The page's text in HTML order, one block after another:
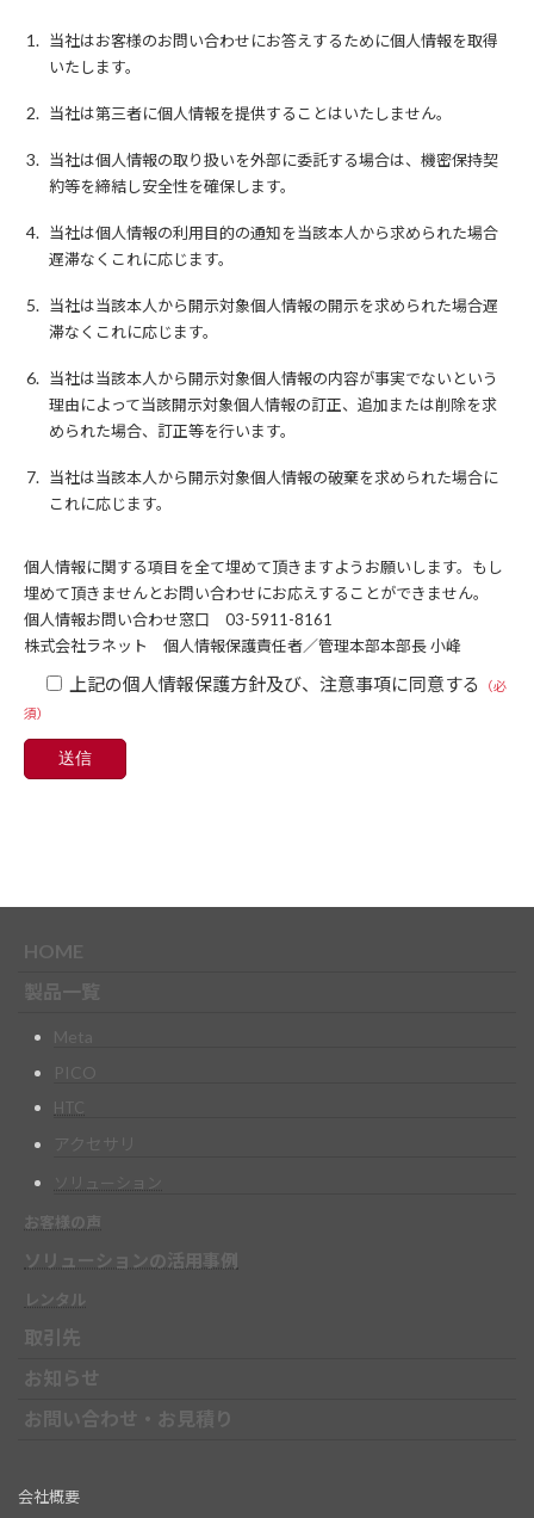
当社はお客様のお問い合わせにお答えするために個人情報を取得
いたします。
当社は第三者に個人情報を提供することはいたしません。
当社は個人情報の取り扱いを外部に委託する場合は、機密保持契
約等を締結し安全性を確保します。
当社は個人情報の利用目的の通知を当該本人から求められた場合
遅滞なくこれに応じます。
当社は当該本人から開示対象個人情報の開示を求められた場合遅
滞なくこれに応じます。
当社は当該本人から開示対象個人情報の内容が事実でないという
理由によって当該開示対象個人情報の訂正、追加または削除を求
められた場合、訂正等を行います。
当社は当該本人から開示対象個人情報の破棄を求められた場合に
これに応じます。
​個人情報に関する項目を全て埋めて頂きますようお願いします。もし
埋めて頂きませんとお問い合わせにお応えすることができません。
個人情報お問い合わせ窓口 03-5911-8161
株式会社ラネット 個人情報保護責任者／管理本部本部長 小峰
上記の個人情報保護方針及び、注意事項に同意する
（必
須）
HOME
製品一覧
Meta
PICO
HTC
アクセサリ
ソリューション
お客様の声
ソリューションの活用事例
レンタル
取引先
お知らせ
お問い合わせ・お見積り
会社概要